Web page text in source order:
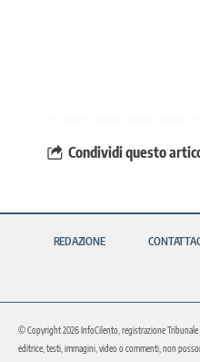
Condividi questo
REDAZIONE
© Copyright 2026 InfoCilento, registrazione Tribunale
editrice, testi, immagini, video o commenti, non